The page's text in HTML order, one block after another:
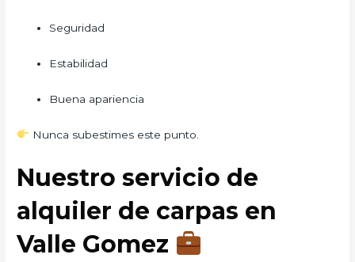
Seguridad
Estabilidad
Buena apariencia
Nunca subestimes este punto.
Nuestro servicio de
alquiler de carpas en
Valle Gomez